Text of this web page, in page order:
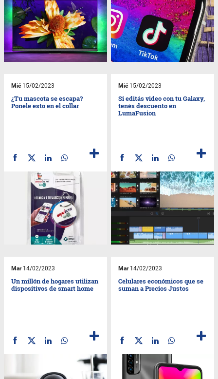
Mié15/02/2023
¿Tu mascota se escapa?
Ponele esto en el collar
Mié15/02/2023
Si editás video con tu Galaxy,
tenés descuento en
LumaFusion
Mar14/02/2023
Un millón de hogares utilizan
dispositivos de smart home
Mar14/02/2023
Celulares económicos que se
suman a Precios Justos